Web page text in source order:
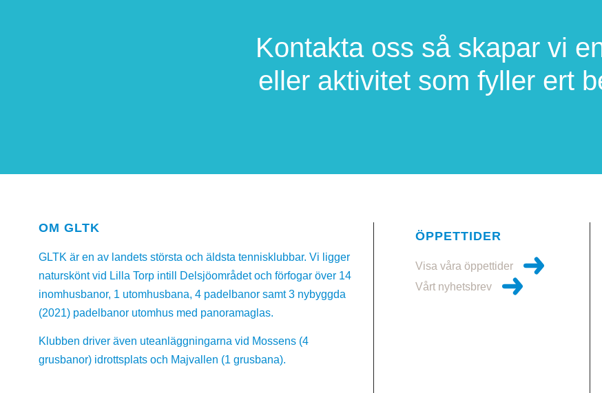
Kontakta oss så skapar vi
eller aktivitet som fyller ert
OM GLTK
GLTK är en av landets största och äldsta tennisklubbar. Vi ligger
naturskönt vid Lilla Torp intill Delsjöområdet och förfogar över 14
inomhusbanor, 1 utomhusbana, 4 padelbanor samt 3 nybyggda
(2021) padelbanor utomhus med panoramaglas.
Klubben driver även uteanläggningarna vid Mossens (4
grusbanor) idrottsplats och Majvallen (1 grusbana).
ÖPPETTIDER
Visa våra öppettider
Vårt nyhetsbrev